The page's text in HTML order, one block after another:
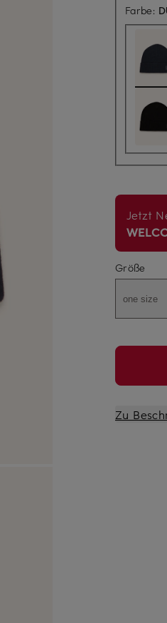
Farbe:
Jetzt
Größe
one size
Zu